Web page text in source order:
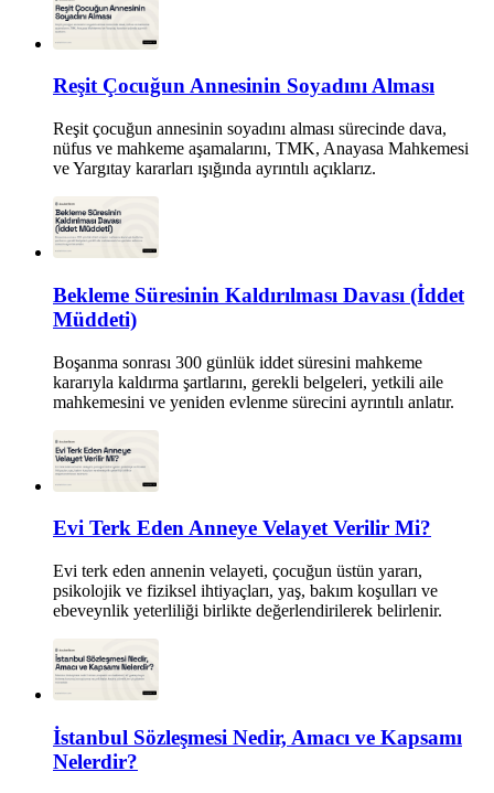
Reşit Çocuğun Annesinin Soyadını Alması
Reşit çocuğun annesinin soyadını alması sürecinde dava,
nüfus ve mahkeme aşamalarını, TMK, Anayasa Mahkemesi
ve Yargıtay kararları ışığında ayrıntılı açıklarız.
Bekleme Süresinin Kaldırılması Davası (İddet
Müddeti)
Boşanma sonrası 300 günlük iddet süresini mahkeme
kararıyla kaldırma şartlarını, gerekli belgeleri, yetkili aile
mahkemesini ve yeniden evlenme sürecini ayrıntılı anlatır.
Evi Terk Eden Anneye Velayet Verilir Mi?
Evi terk eden annenin velayeti, çocuğun üstün yararı,
psikolojik ve fiziksel ihtiyaçları, yaş, bakım koşulları ve
ebeveynlik yeterliliği birlikte değerlendirilerek belirlenir.
İstanbul Sözleşmesi Nedir, Amacı ve Kapsamı
Nelerdir?